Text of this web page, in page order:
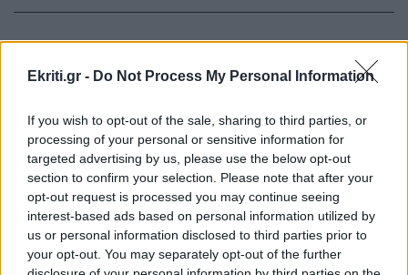
Ekriti.gr - Do Not Process My Personal Information
If you wish to opt-out of the sale, sharing to third parties, or
processing of your personal or sensitive information for
targeted advertising by us, please use the below opt-out
section to confirm your selection. Please note that after your
opt-out request is processed you may continue seeing
interest-based ads based on personal information utilized by
us or personal information disclosed to third parties prior to
your opt-out. You may separately opt-out of the further
18:45
ΚΟΣΜΟΣ
Ο τυφώνας Dolphin σαρώνει την Ιαπωνία:
Τραυματίες και πάνω από 50.000 κτίρια χωρίς